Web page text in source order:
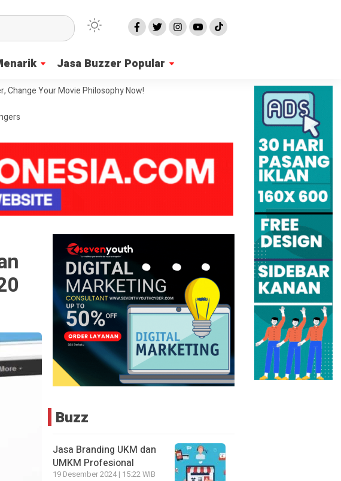
Jasa Buzzer Popular
Change Your Movie Philosophy Now!
Buzz
Jasa Branding UKM dan
UMKM Profesional
19 Desember 2024 | 15:22 WIB